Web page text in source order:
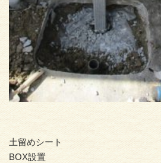
土留めシー
BOX設置